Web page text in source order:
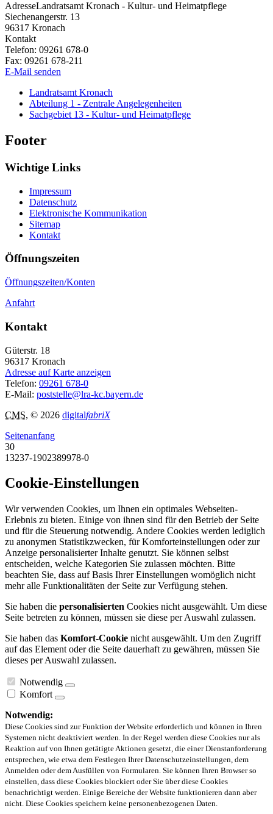
AdresseLandratsamt Kronach - Kultur- und Heimatpflege
Siechenangerstr. 13
96317 Kronach
Kontakt
Telefon: 09261 678-0
Fax: 09261 678-211
E-Mail senden
Landratsamt Kronach
Abteilung 1 - Zentrale Angelegenheiten
Sachgebiet 13 - Kultur- und Heimatpflege
Footer
Wichtige Links
Impressum
Datenschutz
Elektronische Kommunikation
Sitemap
Kontakt
Öffnungszeiten
Öffnungszeiten/Konten
Anfahrt
Kontakt
Güterstr. 18
96317 Kronach
Adresse auf Karte anzeigen
Telefon: 09261 678-0
E-Mail: poststelle@lra-kc.bayern.de
CMS, © 2026 digitalfabriX
Seitenanfang
30
13237-1902389978-0
Cookie-Einstellungen
Wir verwenden Cookies, um Ihnen ein optimales Webseiten-
Erlebnis zu bieten. Einige von ihnen sind für den Betrieb der Seite
und für die Steuerung notwendig. Andere Cookies werden lediglich
zu anonymen Statistikzwecken, für Komforteinstellungen oder zur
Anzeige personalisierter Inhalte genutzt. Sie können selbst
entscheiden, welche Kategorien Sie zulassen möchten. Bitte
beachten Sie, dass auf Basis Ihrer Einstellungen womöglich nicht
mehr alle Funktionalitäten der Seite zur Verfügung stehen.
Sie haben die personalisierten Cookies nicht ausgewählt. Um diese
Seite betreten zu können, müssen sie diese per Auswahl zulassen.
Sie haben das Komfort-Cookie nicht ausgewählt. Um den Zugriff
auf das Element oder die Seite dauerhaft zu gewähren, müssen Sie
dieses per Auswahl zulassen.
Notwendig
Komfort
Notwendig:
Diese Cookies sind zur Funktion der Website erforderlich und können in Ihren
Systemen nicht deaktiviert werden. In der Regel werden diese Cookies nur als
Reaktion auf von Ihnen getätigte Aktionen gesetzt, die einer Dienstanforderung
entsprechen, wie etwa dem Festlegen Ihrer Datenschutzeinstellungen, dem
Anmelden oder dem Ausfüllen von Formularen. Sie können Ihren Browser so
einstellen, dass diese Cookies blockiert oder Sie über diese Cookies
benachrichtigt werden. Einige Bereiche der Website funktionieren dann aber
nicht. Diese Cookies speichern keine personenbezogenen Daten.